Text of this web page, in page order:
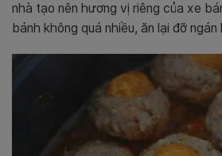
nhà tạo nên hương vị riêng của xe
bánh không quá nhiều, ăn lại đỡ